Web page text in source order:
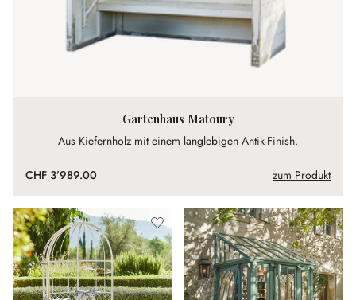
Gartenhaus Matoury
Aus Kiefernholz mit einem langlebigen Antik-Finish.
CHF 3’989.00 zum Produkt